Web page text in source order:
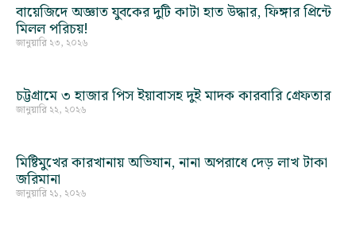
বায়েজিদে অজ্ঞাত যুবকের দুটি কাটা হাত উদ্ধার, ফিঙ্গার প্রিন্টে
মিলল পরিচয়!
জানুয়ারি ২৩, ২০২৬
চট্টগ্রামে ৩ হাজার পিস ইয়াবাসহ দুই মাদক কারবারি গ্রেফতার
জানুয়ারি ২২, ২০২৬
মিষ্টিমুখের কারখানায় অভিযান, নানা অপরাধে দেড় লাখ টাকা
জরিমানা
জানুয়ারি ২১, ২০২৬